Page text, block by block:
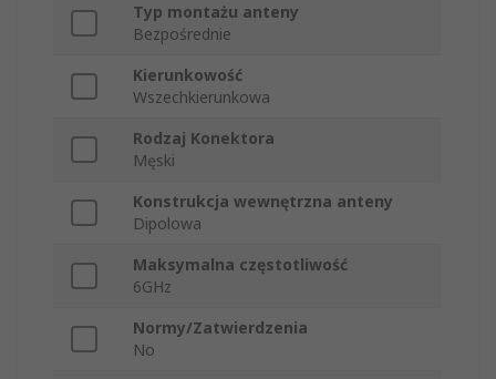
Typ montażu anteny
Bezpośrednie
Kierunkowość
Wszechkierunkowa
Rodzaj Konektora
Męski
Konstrukcja wewnętrzna anteny
Dipolowa
Maksymalna częstotliwość
6GHz
Normy/Zatwierdzenia
No